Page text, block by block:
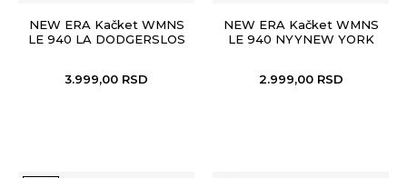
NEW ERA Kačket WMNS
LE 940 LA DODGERSLOS
3.999,00 RSD
NEW ERA Kačket WMNS
LE 940 NYYNEW YORK
2.999,00 RSD